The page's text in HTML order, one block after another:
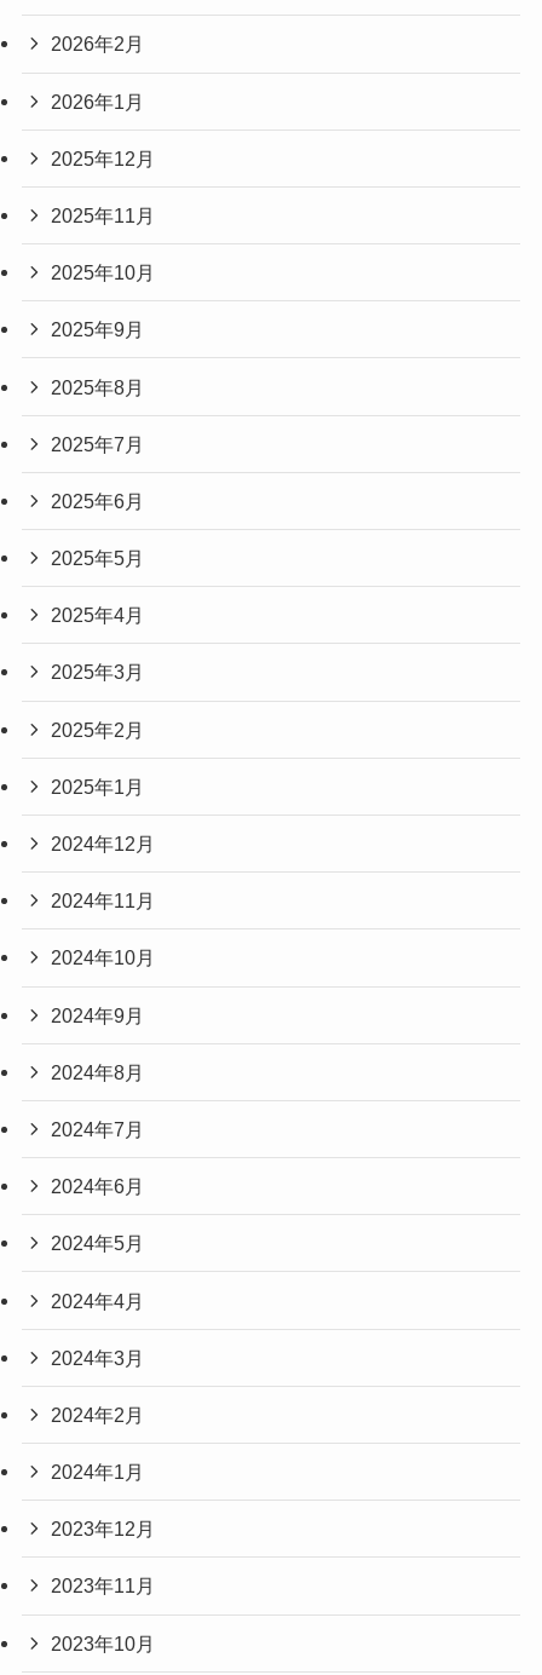
2026年2月
2026年1月
2025年12月
2025年11月
2025年10月
2025年9月
2025年8月
2025年7月
2025年6月
2025年5月
2025年4月
2025年3月
2025年2月
2025年1月
2024年12月
2024年11月
2024年10月
2024年9月
2024年8月
2024年7月
2024年6月
2024年5月
2024年4月
2024年3月
2024年2月
2024年1月
2023年12月
2023年11月
2023年10月